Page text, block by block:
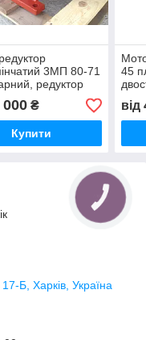
3МП 80-71
редуктор
71 планетарний
000₴
Купити
45
від
Б, Харків, Україна